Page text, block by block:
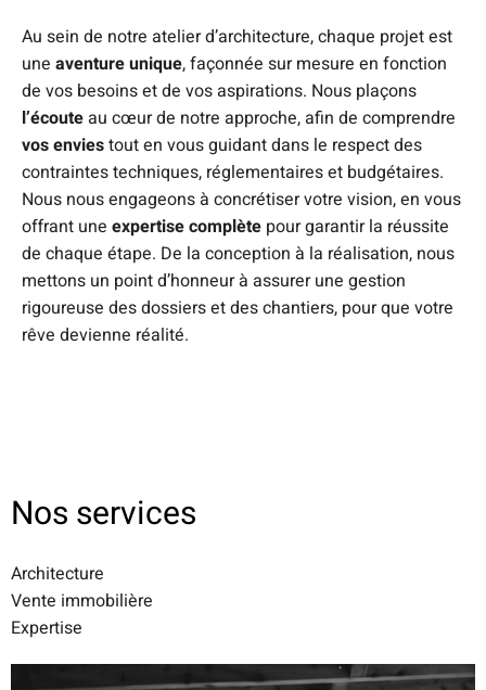
Au sein de notre atelier d’architecture, chaque projet est
une aventure unique, façonnée sur mesure en fonction
de vos besoins et de vos aspirations. Nous plaçons
l’écouteau cœur de notre approche, afin de comprendre
vos enviestout en vous guidant dans le respect des
contraintes techniques, réglementaires et budgétaires.
Nous nous engageons à concrétiser votre vision, en vous
offrant une expertise complète pour garantir la réussite
de chaque étape. De la conception à la réalisation, nous
mettons un point d’honneur à assurer une gestion
rigoureuse des dossiers et des chantiers, pour que votre
rêve devienne réalité.
Nos services
Architecture
Vente immobilière
Expertise